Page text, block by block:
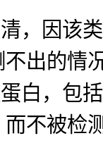
，因该
出的情
白，包
不被检